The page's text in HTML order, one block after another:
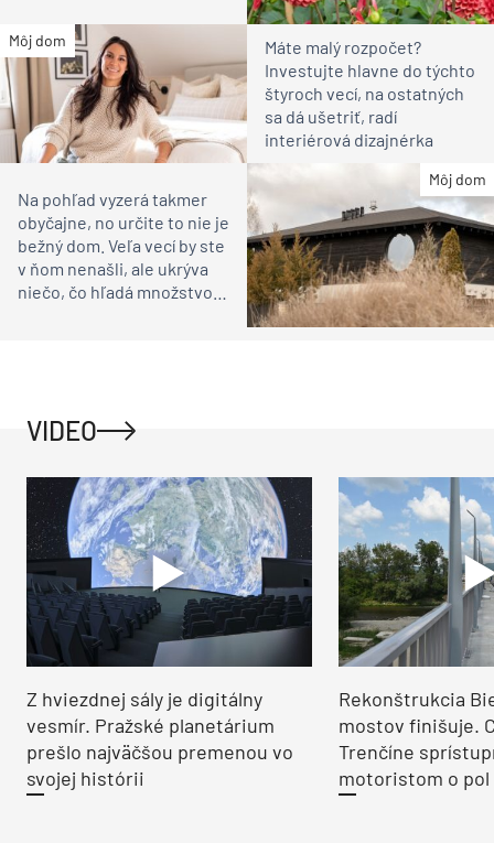
Môj dom
Máte malý rozpočet?
Investujte hlavne do týchto
štyroch vecí, na ostatných
sa dá ušetriť, radí
interiérová dizajnérka
Môj dom
Na pohľad vyzerá takmer
obyčajne, no určite to nie je
bežný dom. Veľa vecí by ste
v ňom nenašli, ale ukrýva
niečo, čo hľadá množstvo
VIDEO
Z hviezdnej sály je digitálny
vesmír. Pražské planetárium
prešlo najväčšou premenou vo
svojej histórii
Rekonštrukcia
mostov finišuje.
Trenčíne
motoristom o pol